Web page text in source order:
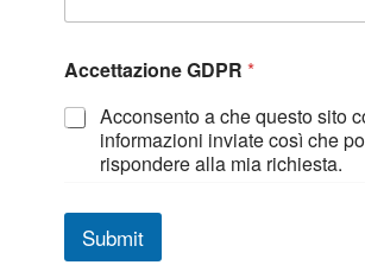
Accettazione GDPR*
Acconsento a che questo sito
informazioni inviate così che
rispondere alla mia richiesta.
Submit